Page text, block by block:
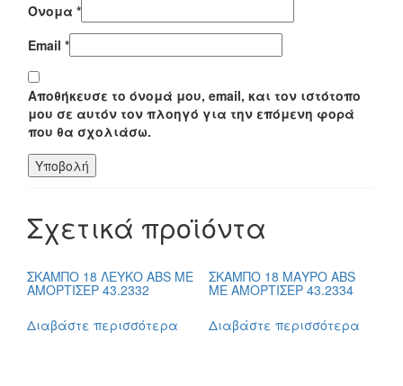
Όνομα *
Email *
Αποθήκευσε το όνομά μου, email, και τον ιστότοπο
μου σε αυτόν τον πλοηγό για την επόμενη φορά
που θα σχολιάσω.
Σχετικά προϊόντα
ΣΚΑΜΠΟ 18 ΛΕΥΚΟ ABS ΜΕ
ΑΜΟΡΤΙΣΕΡ 43.2332
Διαβάστε περισσότερα
ΣΚΑΜΠΟ 18 ΜΑΥΡΟ ABS
ΜΕ ΑΜΟΡΤΙΣΕΡ 43.2334
Διαβάστε περισσότερα